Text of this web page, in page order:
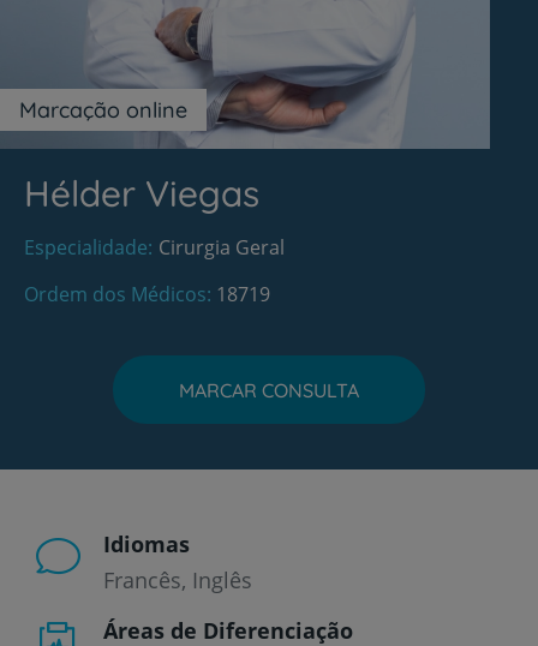
Marcação online
Hélder Viegas
Especialidade Cirurgia Geral
Ordem dos Médicos 18719
MARCAR CONSULTA
Idiomas
Francês Inglês
Áreas de Diferenciação